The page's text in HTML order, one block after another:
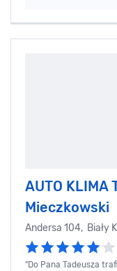
AUTO KLIMA
Mieczkowski
Andersa 104, Biały
"Do Pana Tadeusza